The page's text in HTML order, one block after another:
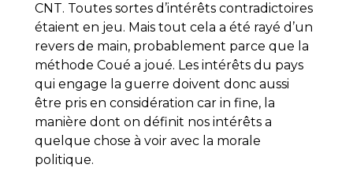
CNT. Toutes sortes d’intérêts contradictoires
étaient en jeu. Mais tout cela a été rayé d’un
revers de main, probablement parce que la
méthode Coué a joué. Les intérêts du pays
qui engage la guerre doivent donc aussi
être pris en considération car in fine, la
manière dont on définit nos intérêts a
quelque chose à voir avec la morale
politique.